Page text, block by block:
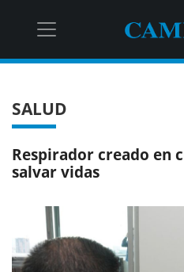
SALUD
Respirador creado en
salvar vidas